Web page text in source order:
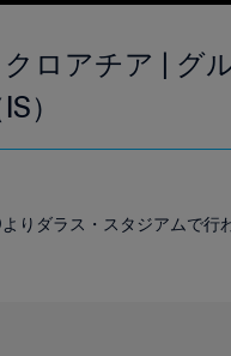
ロアチア | グ
）
りダラス・スタジアムで